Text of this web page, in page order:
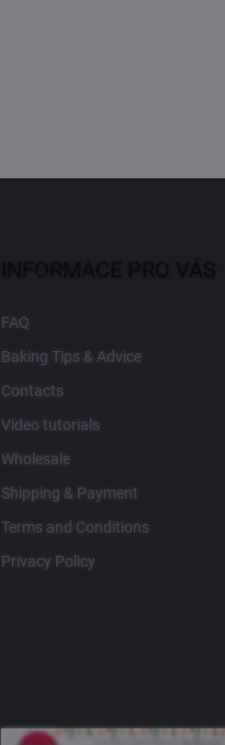
FAQ
Baking Tips & Advice
Contacts
Video tutorials
Wholesale
Shipping & Payment
Terms and Conditions
Privacy Policy